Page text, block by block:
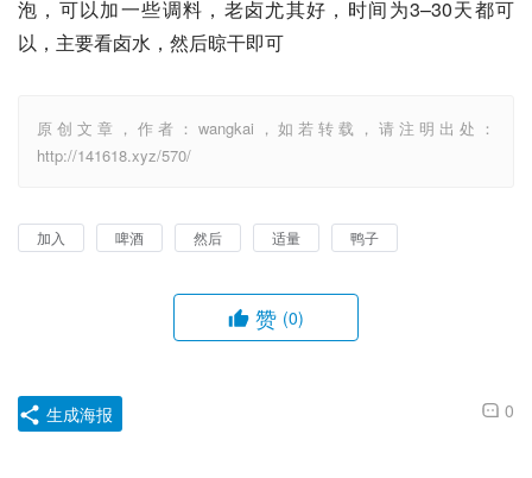
泡，可以加一些调料，老卤尤其好，时间为3–30天都可
以，主要看卤水，然后晾干即可
原创文章，作者：wangkai，如若转载，请注明出处：
http://141618.xyz/570/
加入 啤酒 然后 适量 鸭子
赞 (0)
0
生成海报